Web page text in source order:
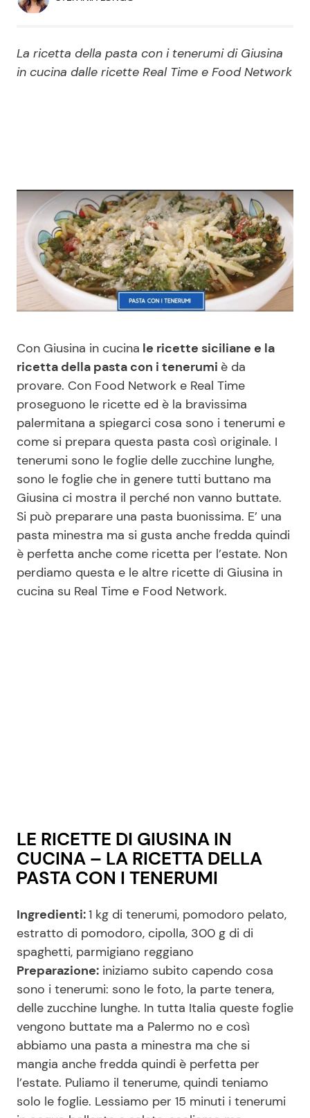
Economia
Persone Scomparse Programmi TV
News Cinema
News Musica
News Spettacolo
News dal mondo
Casa
Moda e Style
Mondo Mamma
News benessere
Salute
Viaggi e Turismo
Consigli di Cucina
Dolci
Le Ricette in TV
Primi Piatti
Ricette Facili e Veloci
Ricette Feste
Contattaci
Pubblicità
La ricetta della pasta con i tenerumi di Giusina
in cucina dalle ricette Real Time e Food Network
Con Giusina in cucina le ricette siciliane e la
ricetta della pasta con i tenerumi è da
provare. Con Food Network e Real Time
proseguono le ricette ed è la bravissima
palermitana a spiegarci cosa sono i tenerumi e
come si prepara questa pasta così originale. I
tenerumi sono le foglie delle zucchine lunghe,
sono le foglie che in genere tutti buttano ma
Giusina ci mostra il perché non vanno buttate.
Si può preparare una pasta buonissima. E’ una
pasta minestra ma si gusta anche fredda quindi
è perfetta anche come ricetta per l’estate. Non
perdiamo questa e le altre ricette di Giusina in
cucina su Real Time e Food Network.
LE RICETTE DI GIUSINA IN
CUCINA – LA RICETTA DELLA
PASTA CON I TENERUMI
Ingredienti:1 kg di tenerumi, pomodoro pelato,
estratto di pomodoro, cipolla, 300 g di di
spaghetti, parmigiano reggiano
Preparazione: iniziamo subito capendo cosa
sono i tenerumi: sono le foto, la parte tenera,
delle zucchine lunghe. In tutta Italia queste foglie
vengono buttate ma a Palermo no e così
abbiamo una pasta a minestra ma che si
mangia anche fredda quindi è perfetta per
l’estate. Puliamo il tenerume, quindi teniamo
solo le foglie. Lessiamo per 15 minuti i tenerumi